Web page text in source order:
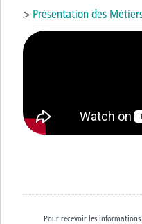
> Présentation des
Pour recevoir les